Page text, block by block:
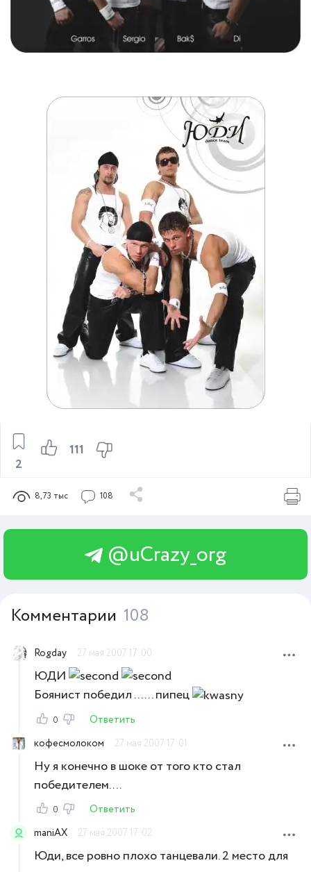
111
2
8,73 тыс 108
@uCrazy_org
Комментарии 108
Rogday 27 мая 2007 17:00
ЮДИ
Боянист победил ...... пипец
0
Ответить
кофесмолоком
27 мая 2007 17:01
Ну я конечно в шоке от того кто стал
победителем....
0
Ответить
maniAX
27 мая 2007 17:02
Юди, все ровно плохо танцевали. 2 место для